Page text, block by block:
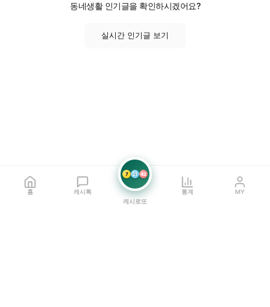
동네생활 인기글을 확인하시겠어요?
실시간 인기글 보기
홈 캐시톡
7 21 42
캐시로또
통계 MY